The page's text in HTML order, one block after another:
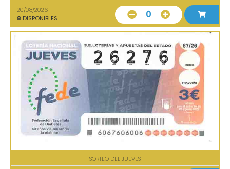
20/08/2026
8 DISPONIBLES 0
SORTEO DEL JUEVES